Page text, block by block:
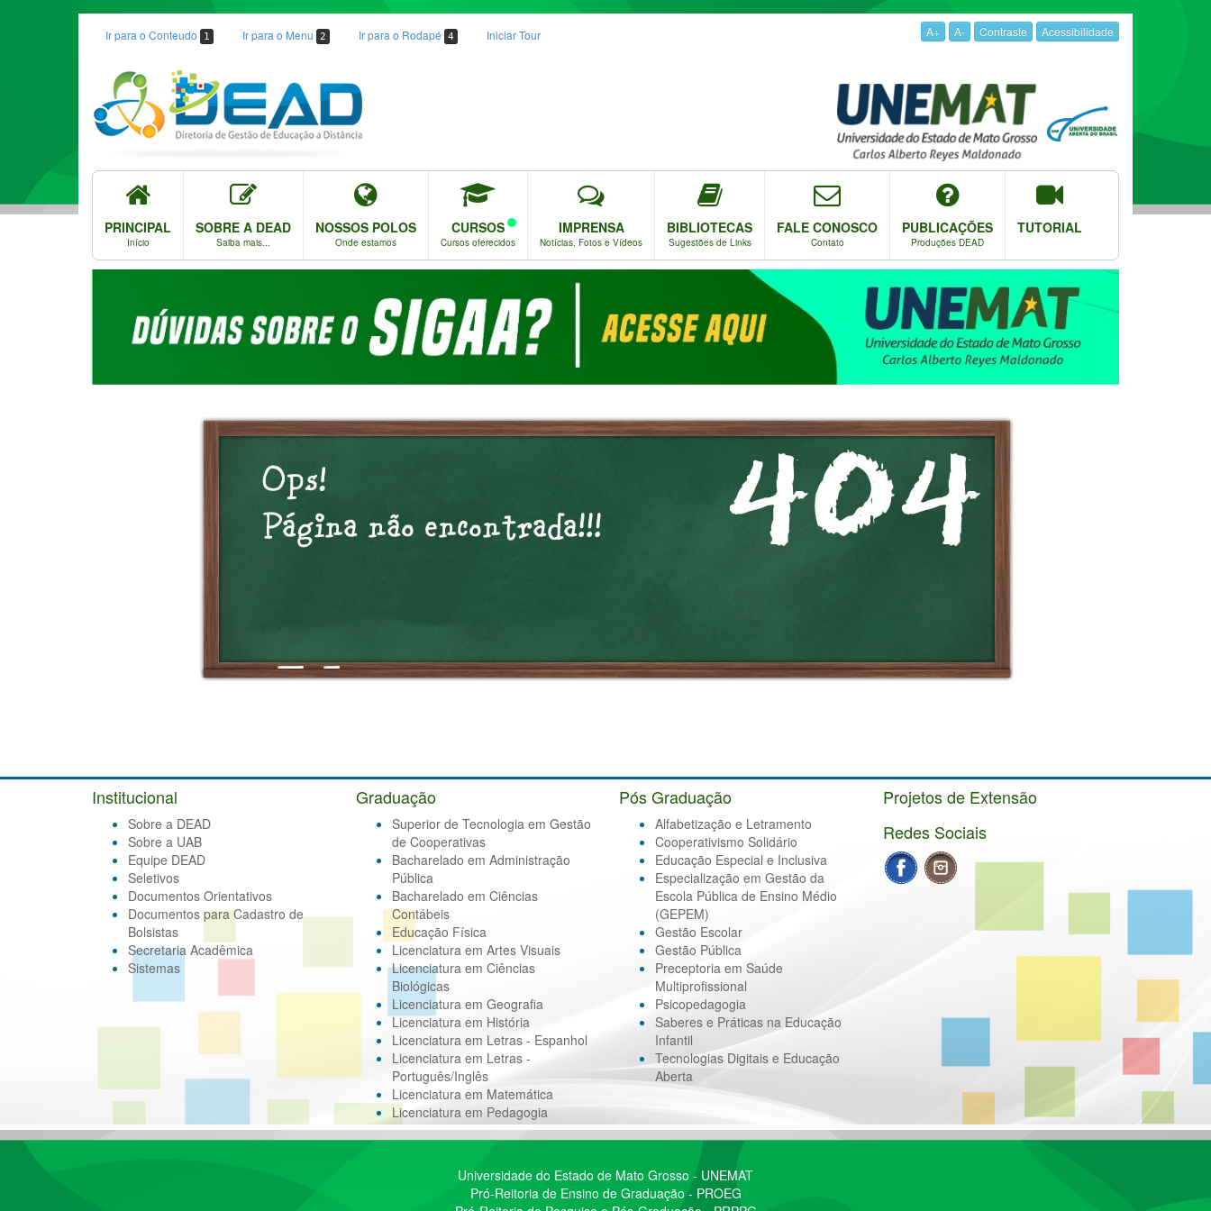
Ir para o Conteudo 1 Ir para o Menu 2 Ir para o Rodapé 4 Iniciar Tour A+ A- Contraste Acessibilidade
PRINCIPAL
Início
SOBRE A DEAD
Saiba mais...
NOSSOS POLOS
Onde estamos
CURSOS
Cursos oferecidos
IMPRENSA
Notícias, Fotos e Vídeos
BIBLIOTECAS
Sugestões de Links
FALE CONOSCO
Contato
PUBLICAÇÕES
Produções DEAD
TUTORIAL
Institucional
Sobre a DEAD
Sobre a UAB
Equipe DEAD
Seletivos
Documentos Orientativos
Documentos para Cadastro de
Bolsistas
Secretaria Acadêmica
Sistemas
Graduação
Superior de Tecnologia em Gestão
de Cooperativas
Bacharelado em Administração
Pública
Bacharelado em Ciências
Contábeis
Educação Física
Licenciatura em Artes Visuais
Licenciatura em Ciências
Biológicas
Licenciatura em Geografia
Licenciatura em História
Licenciatura em Letras - Espanhol
Licenciatura em Letras -
Português/Inglês
Licenciatura em Matemática
Licenciatura em Pedagogia
Pós Graduação
Alfabetização e Letramento
Cooperativismo Solidário
Educação Especial e Inclusiva
Especialização em Gestão da
Escola Pública de Ensino Médio
(GEPEM)
Gestão Escolar
Gestão Pública
Preceptoria em Saúde
Multiprofissional
Psicopedagogia
Saberes e Práticas na Educação
Infantil
Tecnologias Digitais e Educação
Aberta
Projetos de Extensão
Redes Sociais
Universidade do Estado de Mato Grosso - UNEMAT
Pró-Reitoria de Ensino de Graduação - PROEG